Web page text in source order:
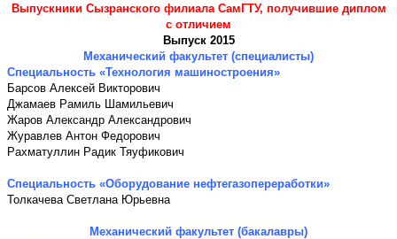
Выпускники Сызранского филиала СамГТУ, получившие диплом
с отличием
Выпуск 2015
Механический факультет (специалисты)
Специальность «Технология машиностроения»
Барсов Алексей Викторович
Джамаев Рамиль Шамильевич
Жаров Александр Александрович
Журавлев Антон Федорович
Рахматуллин Радик Тяуфикович
Специальность «Оборудование нефтегазопереработки»
Толкачева Светлана Юрьевна
Механический факультет (бакалавры)